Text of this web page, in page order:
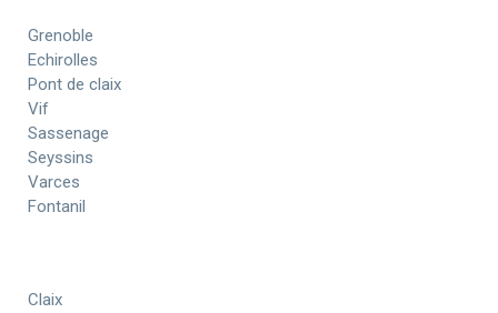
Grenoble
Echirolles
Pont de claix
Vif
Sassenage
Seyssins
Varces
Fontanil
Claix